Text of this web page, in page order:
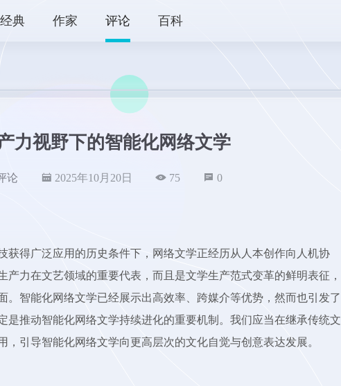
经典 作家 评论 百科
力视野下的智能化网络文学
论 2025年10月20日 75 0
获得广泛应用的历史条件下，网络文学正经历从人本创作向人机协
力在文艺领域的重要代表，而且是文学生产范式变革的鲜明表征，
智能化网络文学已经展示出高效率、跨媒介等优势，然而也引发了
推动智能化网络文学持续进化的重要机制。我们应当在继承传统文
引导智能化网络文学向更高层次的文化自觉与创意表达发展。